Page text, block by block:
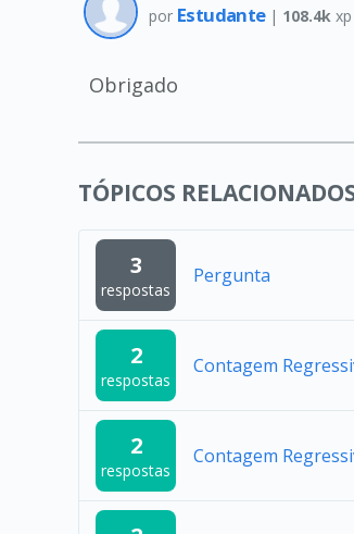
por Estudante | 108.4k
Obrigado
TÓPICOS
3
respostas
Pergunta
2
respostas
Contagem
2
respostas
Contagem